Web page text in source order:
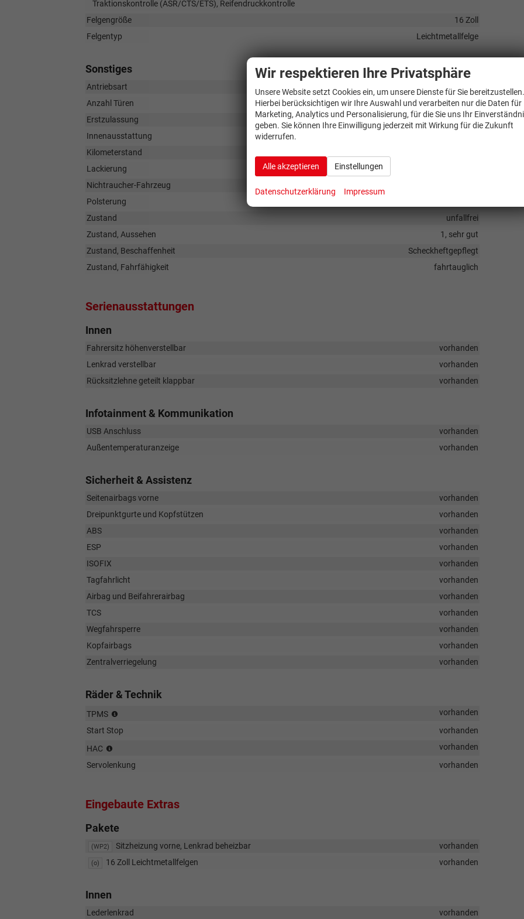
Traktionskontrolle (ASR/CTS/ETS), Reifendruckkontrolle
Felgengröße
16 Zoll
Felgentyp
Leichtmetallfelge
Sonstiges
Antriebsart
Verbrennungsmotor (ICE)
Anzahl Türen
5-türig
Erstzulassung
07.05.2026
Innenausstattung
Kilometerstand
Lackierung
Nichtraucher-Fahrzeug
Polsterung
Zustand
unfallfrei
Zustand, Aussehen
1, sehr gut
Zustand, Beschaffenheit
Scheckheftgepflegt
Zustand, Fahrfähigkeit
fahrtauglich
Serienausstattungen
Innen
Fahrersitz höhenverstellbar
vorhanden
Lenkrad verstellbar
vorhanden
Rücksitzlehne geteilt klappbar
vorhanden
Infotainment & Kommunikation
USB Anschluss
vorhanden
Außentemperaturanzeige
vorhanden
Sicherheit & Assistenz
Seitenairbags vorne
vorhanden
Dreipunktgurte und Kopfstützen
vorhanden
ABS
vorhanden
ESP
vorhanden
ISOFIX
vorhanden
Tagfahrlicht
vorhanden
Airbag und Beifahrerairbag
vorhanden
TCS
vorhanden
Wegfahrsperre
vorhanden
Kopfairbags
vorhanden
Zentralverriegelung
vorhanden
Räder & Technik
TPMS
vorhanden
Start Stop
vorhanden
HAC
vorhanden
Servolenkung
vorhanden
Eingebaute Extras
Pakete
(WP2) Sitzheizung vorne, Lenkrad beheizbar vorhanden
(o) 16 Zoll Leichtmetallfelgen vorhanden
Innen
Lederlenkrad vorhanden
Wir respektieren Ihre Privatsphäre
Unsere Website setzt Cookies ein, um unsere Dienste für Sie bereitzustellen.
Hierbei berücksichtigen wir Ihre Auswahl und verarbeiten nur die Daten für
Marketing, Analytics und Personalisierung, für die Sie uns Ihr
geben. Sie können Ihre Einwilligung jederzeit mit Wirkung für die Zukunft
widerrufen.
Alle akzeptieren Einstellungen
Datenschutzerklärung Impressum